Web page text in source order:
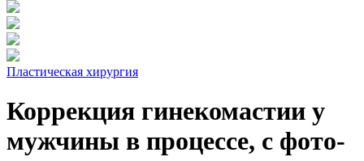
Пластическая хирургия
Коррекция гинекомастии у
мужчины в процессе, с фото-